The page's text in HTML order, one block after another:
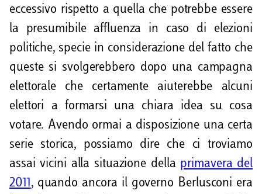
eccessivo rispetto a quella che potrebbe essere
la presumibile affluenza in caso di elezioni
politiche, specie in considerazione del fatto che
queste si svolgerebbero dopo una campagna
elettorale che certamente aiuterebbe alcuni
elettori a formarsi una chiara idea su cosa
votare. Avendo ormai a disposizione una certa
serie storica, possiamo dire che ci troviamo
assai vicini alla situazione della primavera del
2011, quando ancora il governo Berlusconi era